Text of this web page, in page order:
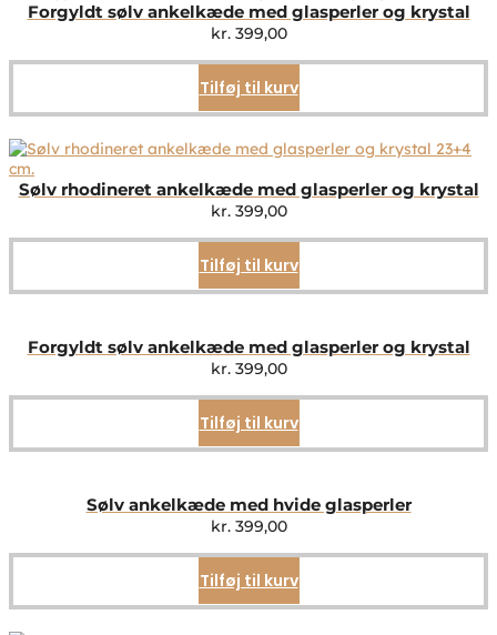
Forgyldt sølv ankelkæde med glasperler og krystal
kr.399,00
Tilføj til kurv
Sølv rhodineret ankelkæde med glasperler og krystal
kr.399,00
Tilføj til kurv
Forgyldt sølv ankelkæde med glasperler og krystal
kr.399,00
Tilføj til kurv
Sølv ankelkæde med hvide glasperler
kr.399,00
Tilføj til kurv